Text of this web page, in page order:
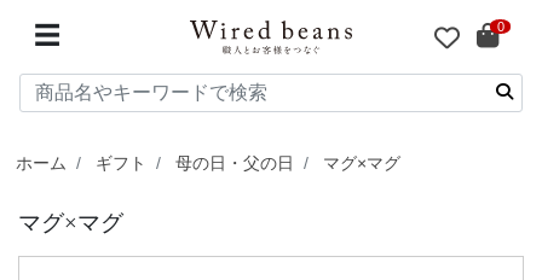
☰ 0
ホーム ギフト 母の日・父の日 マグ×マグ
マグ×マグ